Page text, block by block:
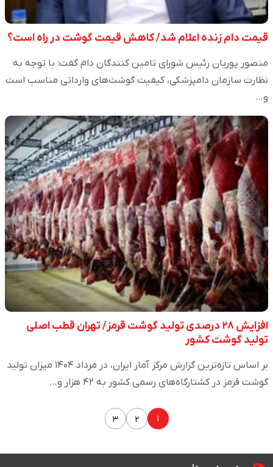
قیمت دام زنده اعلام شد/ کاهش قیمت گوشت در راه است؟
منصور پوریان رئیس شورای تامین کنندگان دام گفت: با توجه به
نظارت سازمان دامپزشکی، کیفیت گوشت‌های وارداتی مناسب است
و…
افزایش ۲۸ درصدی تولید گوشت قرمز/ تهران قطب اصلی
تولید گوشت کشور
بر اساس تازه‌ترین گزارش مرکز آمار ایران، در مرداد ۱۴۰۴ میزان تولید
گوشت قرمز در کشتارگاه‌های رسمی کشور به ۴۲ هزار و…
۱ ۲ ۳